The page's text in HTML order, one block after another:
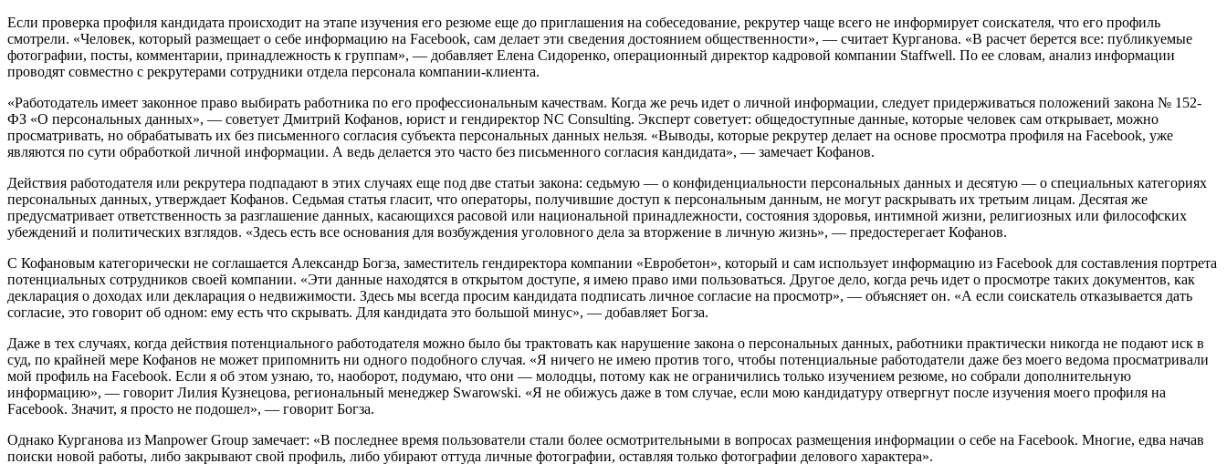
Если проверка профиля кандидата происходит на этапе изучения его резюме еще до приглашения на собеседование, рекрутер чаще всего не информирует соискателя, что его профиль
смотрели. «Человек, который размещает о себе информацию на Facebook, сам делает эти сведения достоянием общественности», — считает Курганова. «В расчет берется все: публикуемые
фотографии, посты, комментарии, принадлежность к группам», — добавляет Елена Сидоренко, операционный директор кадровой компании Staffwell. По ее словам, анализ информации
проводят совместно с рекрутерами сотрудники отдела персонала компании-клиента.
«Работодатель имеет законное право выбирать работника по его профессиональным качествам. Когда же речь идет о личной информации, следует придерживаться положений закона № 152-
ФЗ «О персональных данных», — советует Дмитрий Кофанов, юрист и гендиректор NC Consulting. Эксперт советует: общедоступные данные, которые человек сам открывает, можно
просматривать, но обрабатывать их без письменного согласия субъекта персональных данных нельзя. «Выводы, которые рекрутер делает на основе просмотра профиля на Facebook, уже
являются по сути обработкой личной информации. А ведь делается это часто без письменного согласия кандидата», — замечает Кофанов.
Действия работодателя или рекрутера подпадают в этих случаях еще под две статьи закона: седьмую — о конфиденциальности персональных данных и десятую — о специальных категориях
персональных данных, утверждает Кофанов. Седьмая статья гласит, что операторы, получившие доступ к персональным данным, не могут раскрывать их третьим лицам. Десятая же
предусматривает ответственность за разглашение данных, касающихся расовой или национальной принадлежности, состояния здоровья, интимной жизни, религиозных или философских
убеждений и политических взглядов. «Здесь есть все основания для возбуждения уголовного дела за вторжение в личную жизнь», — предостерегает Кофанов.
С Кофановым категорически не соглашается Александр Богза, заместитель гендиректора компании «Евробетон», который и сам использует информацию из Facebook для составления портрета
потенциальных сотрудников своей компании. «Эти данные находятся в открытом доступе, я имею право ими пользоваться. Другое дело, когда речь идет о просмотре таких документов, как
декларация о доходах или декларация о недвижимости. Здесь мы всегда просим кандидата подписать личное согласие на просмотр», — объясняет он. «А если соискатель отказывается дать
согласие, это говорит об одном: ему есть что скрывать. Для кандидата это большой минус», — добавляет Богза.
Даже в тех случаях, когда действия потенциального работодателя можно было бы трактовать как нарушение закона о персональных данных, работники практически никогда не подают иск в
суд, по крайней мере Кофанов не может припомнить ни одного подобного случая. «Я ничего не имею против того, чтобы потенциальные работодатели даже без моего ведома просматривали
мой профиль на Facebook. Если я об этом узнаю, то, наоборот, подумаю, что они — молодцы, потому как не ограничились только изучением резюме, но собрали дополнительную
информацию», — говорит Лилия Кузнецова, региональный менеджер Swarowski. «Я не обижусь даже в том случае, если мою кандидатуру отвергнут после изучения моего профиля на
Facebook. Значит, я просто не подошел», — говорит Богза.
Однако Курганова из Manpower Group замечает: «В последнее время пользователи стали более осмотрительными в вопросах размещения информации о себе на Facebook. Многие, едва начав
поиски новой работы, либо закрывают свой профиль, либо убирают оттуда личные фотографии, оставляя только фотографии делового характера».